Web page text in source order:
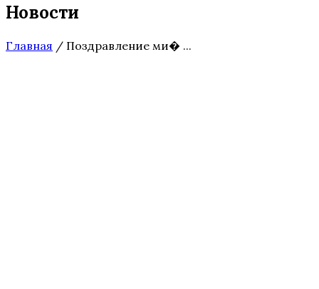
Новости
Главная / Поздравление ми� ...